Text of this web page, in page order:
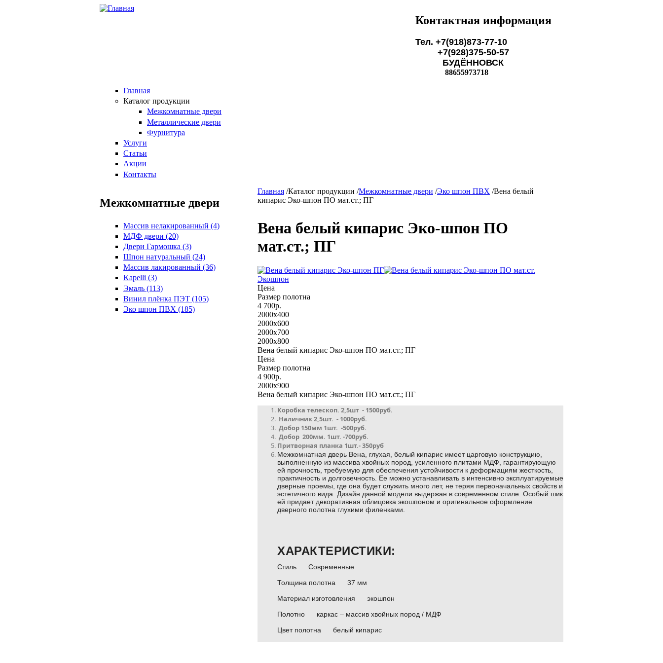
Перейти к основному содержанию
Контактная информация
Тел. +7(918)873-77-10
+7(928)375-50-57
БУДЁННОВСК
88655973718
Главная
Каталог продукции
Межкомнатные двери
Металлические двери
Фурнитура
Услуги
Статьи
Акции
Контакты
Межкомнатные двери
Массив нелакированный (4)
МДФ двери (20)
Двери Гармошка (3)
Шпон натуральный (24)
Массив лакированный (36)
Kapelli (3)
Эмаль (113)
Винил плёнка ПЭТ (105)
Эко шпон ПВХ (185)
Главная /Каталог продукции /Межкомнатные двери /Эко шпон ПВХ /Вена белый
кипарис Эко-шпон ПО мат.ст.; ПГ
Вена белый кипарис Эко-шпон ПО
мат.ст.; ПГ
Экошпон
Цена
Размер полотна
4 700р.
2000x400
2000x600
2000x700
2000x800
Вена белый кипарис Эко-шпон ПО мат.ст.; ПГ
Цена
Размер полотна
4 900р.
2000x900
Вена белый кипарис Эко-шпон ПО мат.ст.; ПГ
Коробка телескоп. 2,5шт - 1500руб.
Наличник 2,5шт. - 1000руб.
Добор 150мм 1шт. -500руб.
Добор 200мм. 1шт. -700руб.
Притворная планка 1шт.- 350руб
Межкомнатная дверь Вена, глухая, белый кипарис имеет царговую конструкцию,
выполненную из массива хвойных пород, усиленного плитами МДФ, гарантирующую
ей прочность, требуемую для обеспечения устойчивости к деформациям жесткость,
практичность и долговечность. Ее можно устанавливать в интенсивно эксплуатируемые
дверные проемы, где она будет служить много лет, не теряя первоначальных свойств и
эстетичного вида. Дизайн данной модели выдержан в современном стиле. Особый шик
ей придает декоративная облицовка экошпоном и оригинальное оформление
дверного полотна глухими филенками.
ХАРАКТЕРИСТИКИ:
Стиль
Современные
Толщина полотна
37 мм
Материал изготовления
экошпон
Полотно
каркас – массив хвойных пород / МДФ
Цвет полотна
белый кипарис